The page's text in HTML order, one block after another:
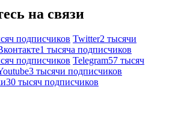
на связи
подписчиков Twitter2 тысячи
1 тысяча подписчиков
подписчиков Telegram57 тысяч
3 тысячи подписчиков
30 тысяч подписчиков